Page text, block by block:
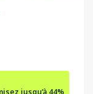
jusqu’à 44%